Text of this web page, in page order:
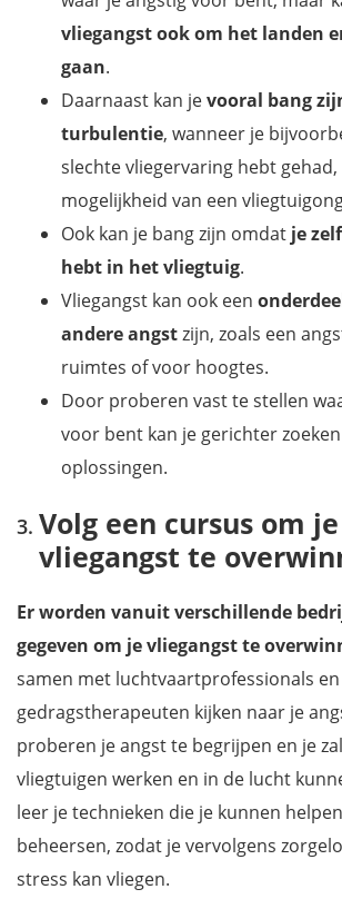
vliegangst ook om het landen
gaan.
Daarnaast kan jevooral bang
turbulentie, wanneer je
slechte vliegervaring hebt
mogelijkheid van een
Ook kan je bang zijn omdat je
hebt in het vliegtuig.
Vliegangst kan ook een
andere angstzijn, zoals een
ruimtes of voor hoogtes.
Door proberen vast te stellen
voor bent kan je gerichter
oplossingen.
Volg een cursus om je
vliegangst te
Er worden vanuit verschillende
gegeven om je vliegangst te
samen met luchtvaartprofessionals en
gedragstherapeuten kijken naar je
proberen je angst te begrijpen en je
vliegtuigen werken en in de lucht
leer je technieken die je kunnen
beheersen, zodat je vervolgens
stress kan vliegen.